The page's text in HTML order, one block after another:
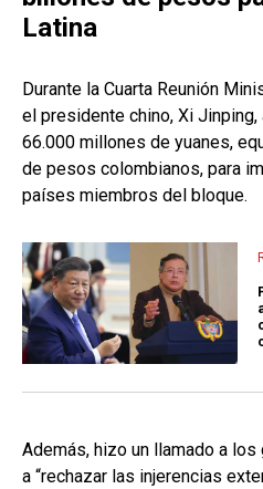
Latina
Durante la Cuarta Reunión
el presidente chino, Xi
66.000 millones de yuanes,
de pesos colombianos, para
países miembros del bloque.
Además, hizo un llamado a
a “rechazar las injerencias